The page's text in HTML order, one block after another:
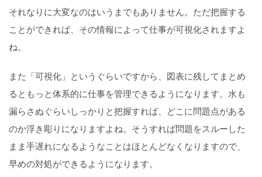
それなりに大変なのはいうまでもありません。ただ把握する
ことができれば、その情報によって仕事が可視化されますよ
ね。
また「可視化」というぐらいですから、図表に残してまとめ
るともっと体系的に仕事を管理できるようになります。水も
漏らさぬぐらいしっかりと把握すれば、どこに問題点がある
のか浮き彫りになりますよね。そうすれば問題をスルーした
まま手遅れになるようなことはほとんどなくなりますので、
早めの対処ができるようになります。